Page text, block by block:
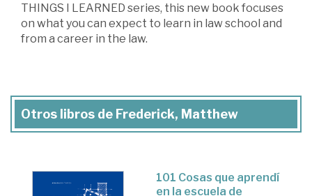
THINGS I LEARNED series, this new book focuses
on what you can expect to learn in law school and
from a career in the law.
Otros libros de Frederick, Matthew
101 Cosas que aprendí
en la escuela de